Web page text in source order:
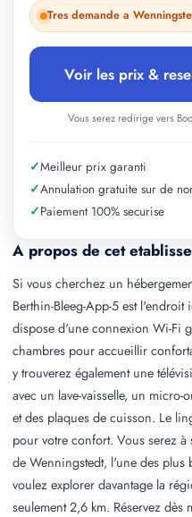
A propos de cet
Si vous cherchez un
Berthin-Bleeg-App-5 est
dispose d'une connexion Wi-Fi
chambres pour accueillir
y trouverez également une
avec un lave-vaisselle, un
et des plaques de cuisson. Le
pour votre confort. Vous serez
de Wenningstedt, l'une des plus
voulez explorer davantage la
seulement 2,6 km. Réservez dès
Tres demande a
Voir les prix &
Vous serez redirige vers
✓Meilleur prix garanti
✓Annulation gratuite sur de
✓Paiement 100% securise